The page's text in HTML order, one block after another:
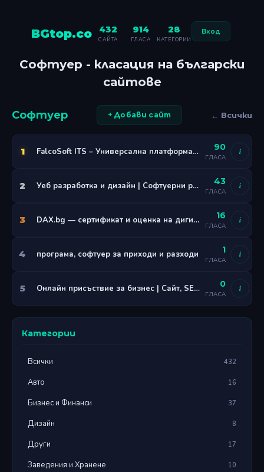
BGtop.co 432
САЙТА
914
ГЛАСА
28
КАТЕГОРИИ
Вход
Софтуер - класация на български
сайтове
Категории
Всички 432
Авто 16
Бизнес и Финанси 37
Дизайн 8
Други 17
Заведения и Хранене 10
Софтуер + Добави сайт ← Всички
1 FalcoSoft ITS – Универсална платформа за дигитални екосистеми 90
ГЛАСА
i
2 Уеб разработка и дизайн | Софтуерни решения със светкавична скорост 43
ГЛАСА
i
3 DAX.bg — сертификат и оценка на дигитални активи 16
ГЛАСА
i
4 програма, софтуер за приходи и разходи 1
ГЛАСА
i
5 Онлайн присъствие за бизнес | Сайт, SEO, Мобилно Приложение | Coding Turtles 0
ГЛАСА
i